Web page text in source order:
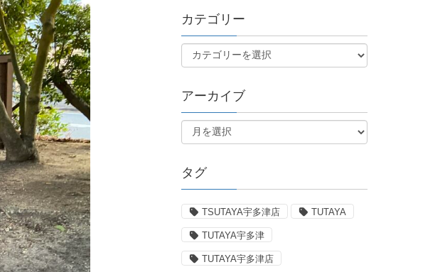
カテゴリー
アーカイブ
タグ
TSUTAYA宇多津店 TUTAYA
TUTAYA宇多津
TUTAYA宇多津店